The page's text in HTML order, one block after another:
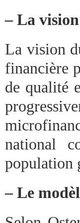
– La
La vision
financière
de qualité
national
population
– Le